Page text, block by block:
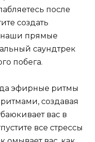
после
создать
наши прямые
саундтрек
побега.
эфирные ритмы
создавая
вас в
все стрессы